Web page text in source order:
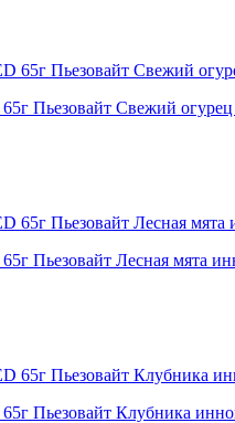
Пьезовайт Свежий
Пьезовайт Лесная мята
Пьезовайт Клубника